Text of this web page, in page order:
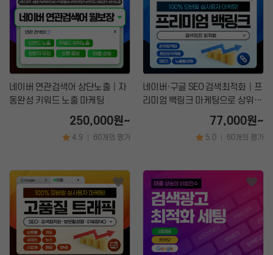
네이버 연관검색어 상단노출│자
동완성 키워드 노출 마케팅
250,000원~
4.9 60개의 평가
네이버·구글 SEO 검색최적화│프
리미엄 백링크 마케팅으로 상위노
77,000원~
5.0 60개의 평가